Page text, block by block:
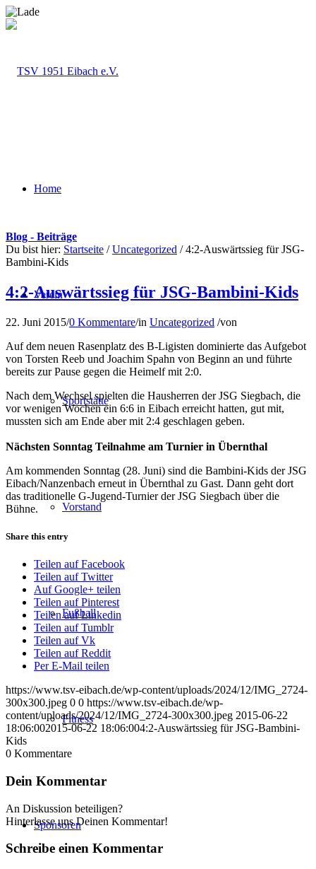
Home
Verein
Sportstätte
Vorstand
Fußball
Fitness
Sponsoren
Blog - Beiträge
Du bist hier: Startseite / Uncategorized / 4:2-Auswärtssieg für JSG-
Bambini-Kids
4:2-Auswärtssieg für JSG-Bambini-Kids
22. Juni 2015/0 Kommentare/in Uncategorized /von
Auf dem neuen Rasenplatz des B-Ligisten dominierte das Aufgebot
von Torsten Reeb und Joachim Spahn von Beginn an und führte
bereits zur Pause gegen die Heimelf mit 2:0.
Nach dem Wechsel spielten die Hausherren der JSG Siegbach, die
vor wenigen Wochen ein 6:6 in Eibach erreicht hatten, gut mit,
mussten sich am Ende aber mit 2:4 geschlagen geben.
Nächsten Sonntag Teilnahme am Turnier in Übernthal
Am kommenden Sonntag (28. Juni) sind die Bambini-Kids der JSG
Eibach/Nanzenbach erneut in Übernthal zu Gast. Dann geht dort
das traditionelle G-Jugend-Turnier der JSG Siegbach über die
Bühne.
Share this entry
Teilen auf Facebook
Teilen auf Twitter
Auf Google+ teilen
Teilen auf Pinterest
Teilen auf Linkedin
Teilen auf Tumblr
Teilen auf Vk
Teilen auf Reddit
Per E-Mail teilen
https://www.tsv-eibach.de/wp-content/uploads/2024/12/IMG_2724-
300x300.jpeg 0 0 https://www.tsv-eibach.de/wp-
content/uploads/2024/12/IMG_2724-300x300.jpeg 2015-06-22
18:06:002015-06-22 18:06:004:2-Auswärtssieg für JSG-Bambini-
Kids
0 Kommentare
Dein Kommentar
An Diskussion beteiligen?
Hinterlasse uns Deinen Kommentar!
Schreibe einen Kommentar